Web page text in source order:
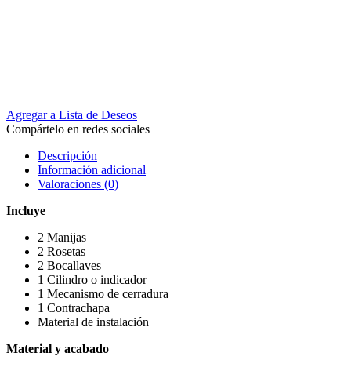
Agregar a Lista de Deseos
Compártelo en redes sociales
Descripción
Información adicional
Valoraciones (0)
Incluye
2 Manijas
2 Rosetas
2 Bocallaves
1 Cilindro o indicador
1 Mecanismo de cerradura
1 Contrachapa
Material de instalación
Material y acabado